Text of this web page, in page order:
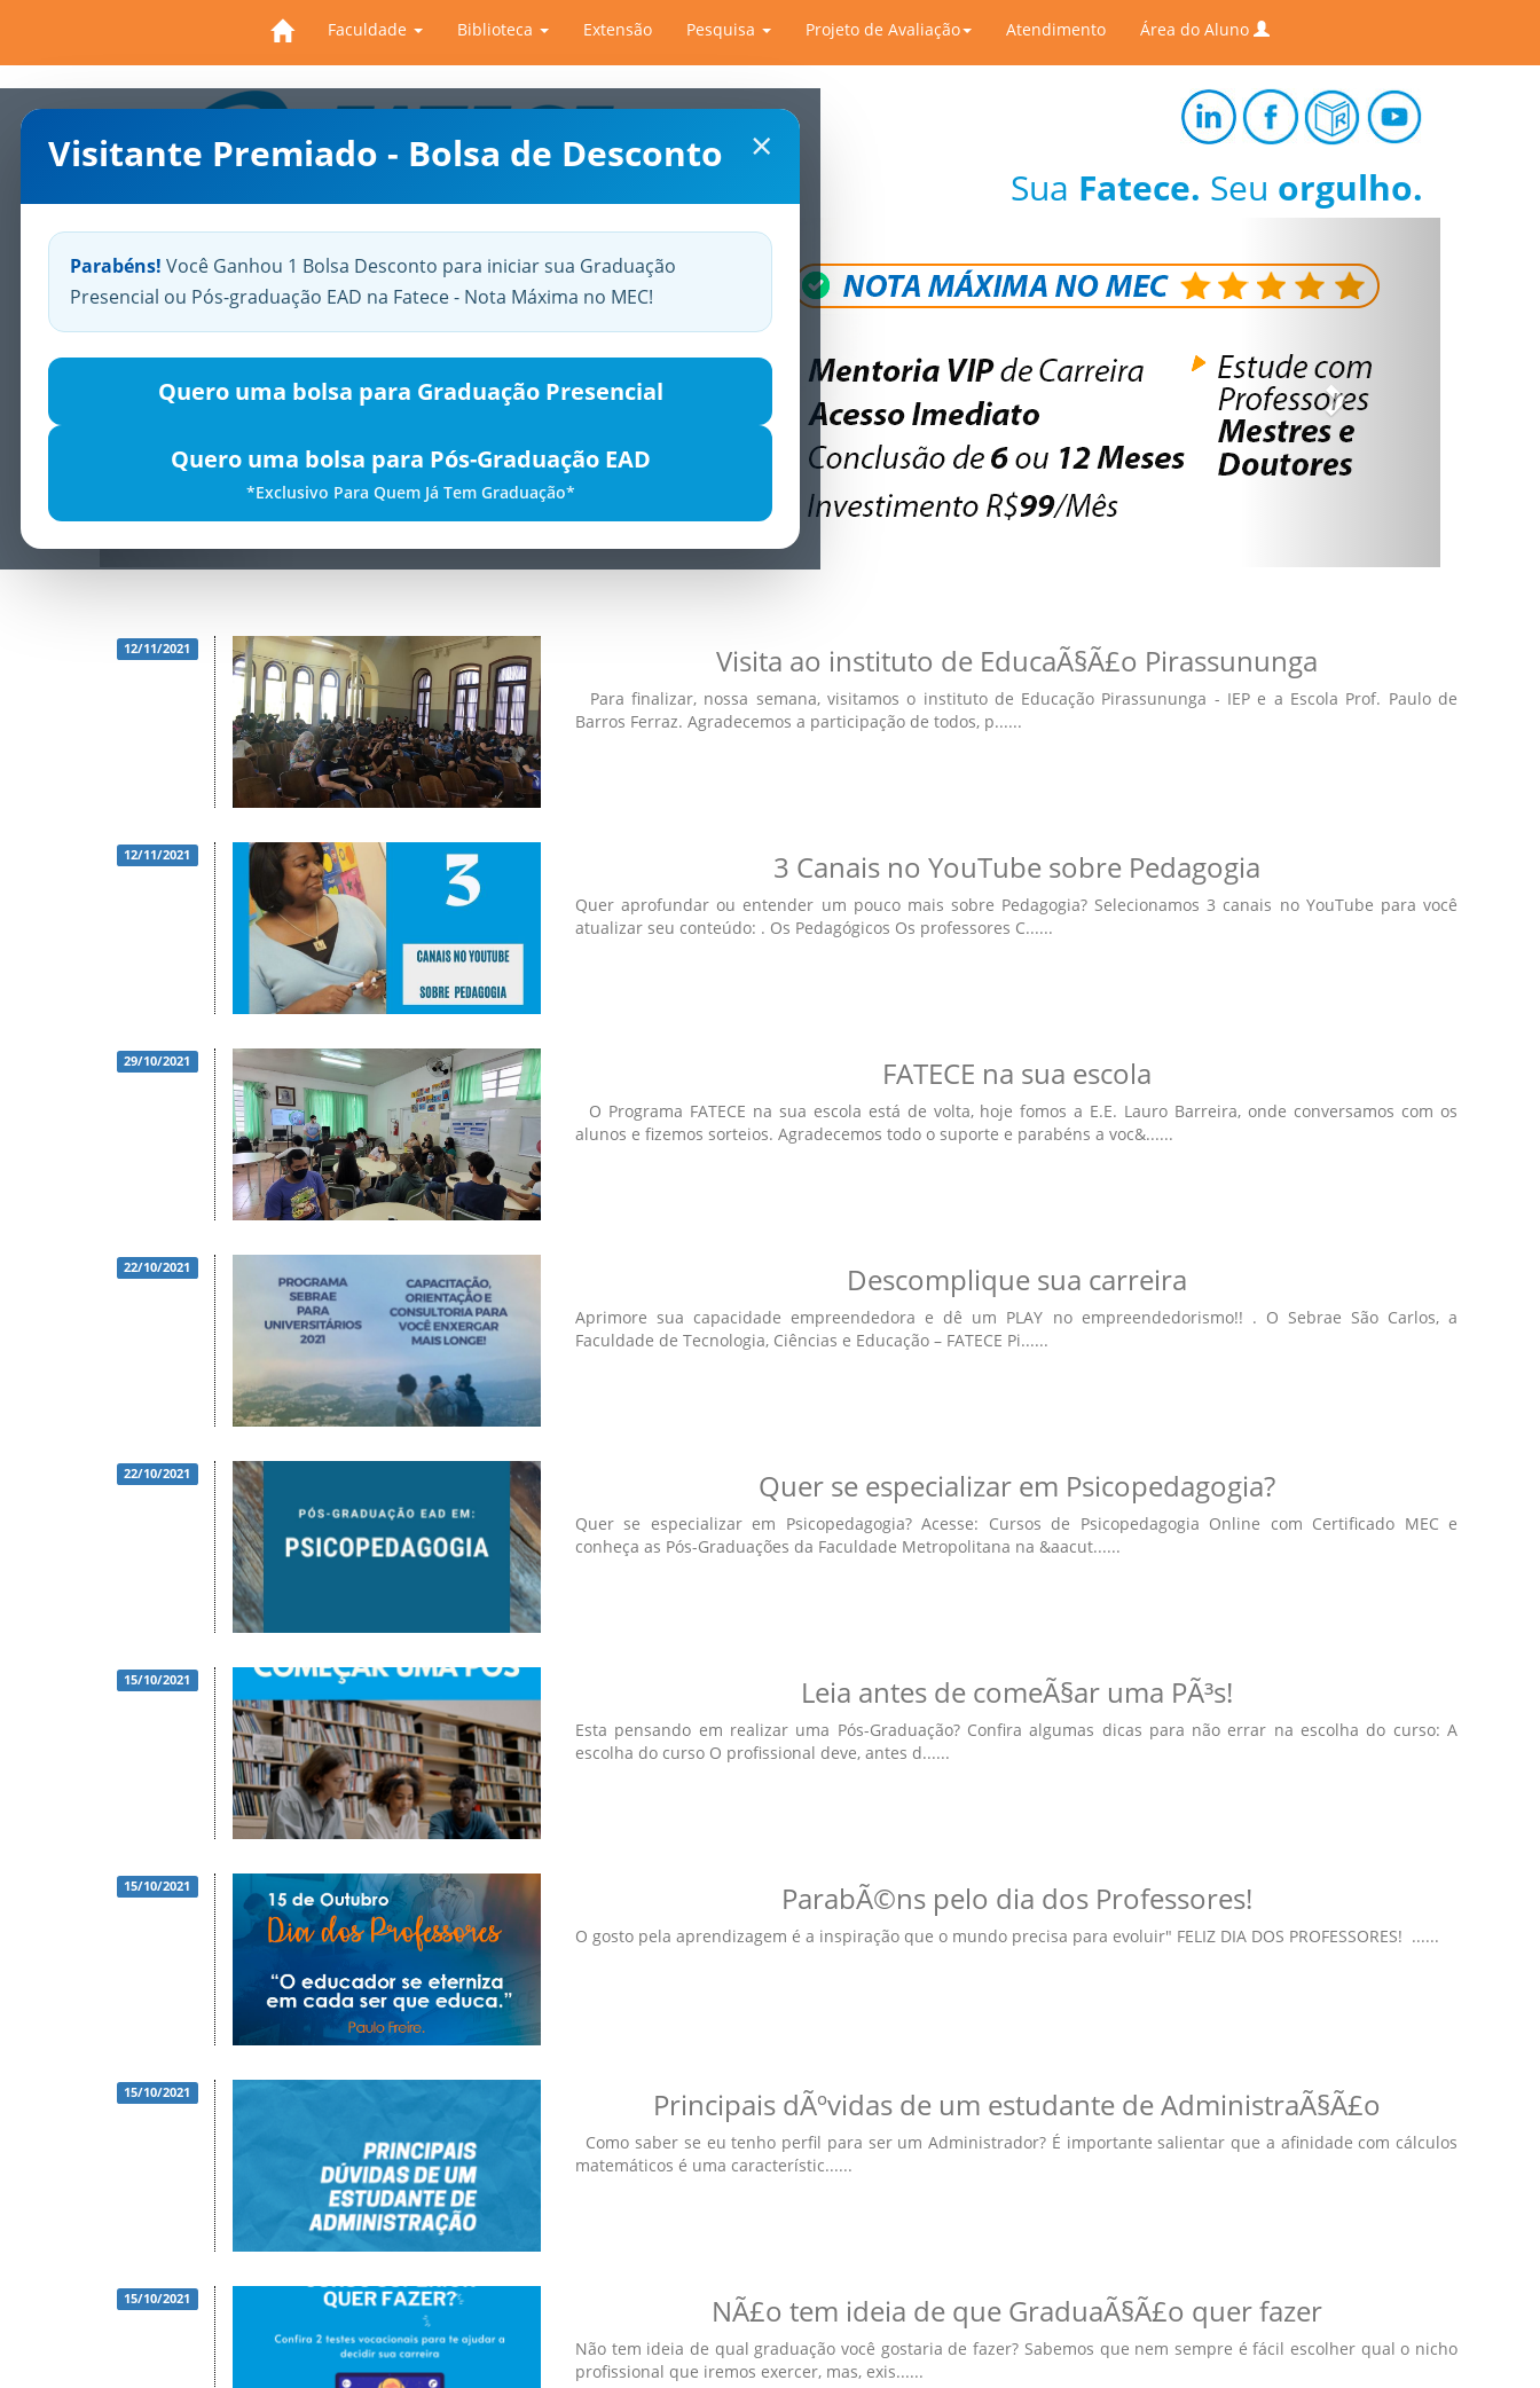
Faculdade Biblioteca Extensão Pesquisa Projeto de Avaliação Atendimento Área do Aluno
×
Visitante Premiado - Bolsa de Desconto
Parabéns! Você Ganhou 1 Bolsa Desconto para iniciar sua Graduação
Presencial ou Pós-graduação EAD na Fatece - Nota Máxima no MEC!
Quero uma bolsa para Graduação Presencial
Quero uma bolsa para Pós-Graduação EAD
*Exclusivo Para Quem Já Tem Graduação*
Sua Fatece. Seu orgulho.
Previous
12/11/2021 Visita ao instituto de EducaÃ§Ã£o Pirassununga
Para finalizar, nossa semana, visitamos o instituto de Educação Pirassununga - IEP e a Escola Prof. Paulo de
Barros Ferraz. Agradecemos a participação de todos, p......
12/11/2021 3 Canais no YouTube sobre Pedagogia
Quer aprofundar ou entender um pouco mais sobre Pedagogia? Selecionamos 3 canais no YouTube para você
atualizar seu conteúdo: . Os Pedagógicos Os professores C......
29/10/2021 FATECE na sua escola
O Programa FATECE na sua escola está de volta, hoje fomos a E.E. Lauro Barreira, onde conversamos com os
alunos e fizemos sorteios. Agradecemos todo o suporte e parabéns a voc&......
22/10/2021 Descomplique sua carreira
Aprimore sua capacidade empreendedora e dê um PLAY no empreendedorismo!! . O Sebrae São Carlos, a
Faculdade de Tecnologia, Ciências e Educação – FATECE Pi......
22/10/2021 Quer se especializar em Psicopedagogia?
Quer se especializar em Psicopedagogia? Acesse: Cursos de Psicopedagogia Online com Certificado MEC e
conheça as Pós-Graduações da Faculdade Metropolitana na &aacut......
15/10/2021 Leia antes de comeÃ§ar uma PÃ³s!
Esta pensando em realizar uma Pós-Graduação? Confira algumas dicas para não errar na escolha do curso: A
escolha do curso O profissional deve, antes d......
15/10/2021 ParabÃ©ns pelo dia dos Professores!
O gosto pela aprendizagem é a inspiração que o mundo precisa para evoluir" FELIZ DIA DOS PROFESSORES! ......
15/10/2021 Principais dÃºvidas de um estudante de AdministraÃ§Ã£o
Como saber se eu tenho perfil para ser um Administrador? É importante salientar que a afinidade com cálculos
matemáticos é uma característic......
15/10/2021 NÃ£o tem ideia de que GraduaÃ§Ã£o quer fazer
Não tem ideia de qual graduação você gostaria de fazer? Sabemos que nem sempre é fácil escolher qual o nicho
profissional que iremos exercer, mas, exis......